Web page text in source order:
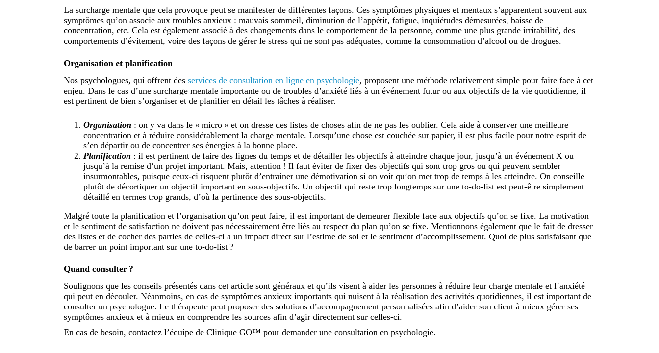
La surcharge mentale que cela provoque peut se manifester de différentes façons. Ces symptômes physiques et mentaux s’apparentent souvent aux
symptômes qu’on associe aux troubles anxieux : mauvais sommeil, diminution de l’appétit, fatigue, inquiétudes démesurées, baisse de
concentration, etc. Cela est également associé à des changements dans le comportement de la personne, comme une plus grande irritabilité, des
comportements d’évitement, voire des façons de gérer le stress qui ne sont pas adéquates, comme la consommation d’alcool ou de drogues.
Organisation et planification
Nos psychologues, qui offrent des services de consultation en ligne en psychologie, proposent une méthode relativement simple pour faire face à cet
enjeu. Dans le cas d’une surcharge mentale importante ou de troubles d’anxiété liés à un événement futur ou aux objectifs de la vie quotidienne, il
est pertinent de bien s’organiser et de planifier en détail les tâches à réaliser.
Organisation : on y va dans le « micro » et on dresse des listes de choses afin de ne pas les oublier. Cela aide à conserver une meilleure
concentration et à réduire considérablement la charge mentale. Lorsqu’une chose est couchée sur papier, il est plus facile pour notre esprit de
s’en départir ou de concentrer ses énergies à la bonne place.
Planification : il est pertinent de faire des lignes du temps et de détailler les objectifs à atteindre chaque jour, jusqu’à un événement X ou
jusqu’à la remise d’un projet important. Mais, attention ! Il faut éviter de fixer des objectifs qui sont trop gros ou qui peuvent sembler
insurmontables, puisque ceux-ci risquent plutôt d’entrainer une démotivation si on voit qu’on met trop de temps à les atteindre. On conseille
plutôt de décortiquer un objectif important en sous-objectifs. Un objectif qui reste trop longtemps sur une to-do-list est peut-être simplement
détaillé en termes trop grands, d’où la pertinence des sous-objectifs.
Malgré toute la planification et l’organisation qu’on peut faire, il est important de demeurer flexible face aux objectifs qu’on se fixe. La motivation
et le sentiment de satisfaction ne doivent pas nécessairement être liés au respect du plan qu’on se fixe. Mentionnons également que le fait de dresser
des listes et de cocher des parties de celles-ci a un impact direct sur l’estime de soi et le sentiment d’accomplissement. Quoi de plus satisfaisant que
de barrer un point important sur une to-do-list ?
Quand consulter ?
Soulignons que les conseils présentés dans cet article sont généraux et qu’ils visent à aider les personnes à réduire leur charge mentale et l’anxiété
qui peut en découler. Néanmoins, en cas de symptômes anxieux importants qui nuisent à la réalisation des activités quotidiennes, il est important de
consulter un psychologue. Le thérapeute peut proposer des solutions d’accompagnement personnalisées afin d’aider son client à mieux gérer ses
symptômes anxieux et à mieux en comprendre les sources afin d’agir directement sur celles-ci.
En cas de besoin, contactez l’équipe de Clinique GO™ pour demander une consultation en psychologie.